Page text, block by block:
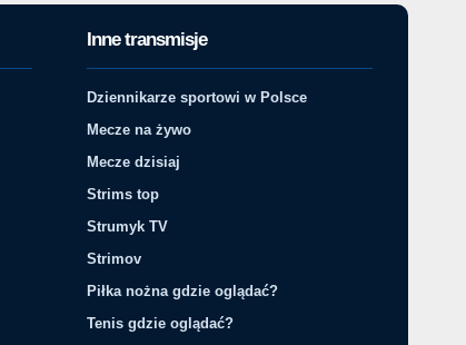
Inne transmisje
Dziennikarze sportowi w Polsce
Mecze na żywo
Mecze dzisiaj
Strims top
Strumyk TV
Strimov
Piłka nożna gdzie oglądać?
Tenis gdzie oglądać?